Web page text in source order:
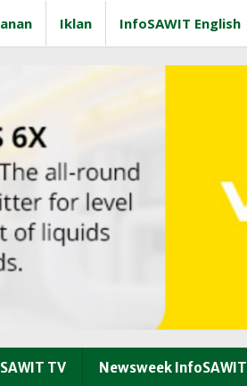
Iklan InfoSAWIT English
TV Newsweek InfoSAWIT